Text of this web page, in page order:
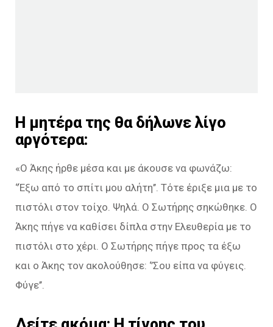
Η μητέρα της θα δήλωνε λίγο
αργότερα:
«Ο Άκης ήρθε μέσα και με άκουσε να φωνάζω:
‘’Έξω από το σπίτι μου αλήτη’’. Τότε έριξε μια με το
πιστόλι στον τοίχο. Ψηλά. Ο Σωτήρης σηκώθηκε. Ο
Άκης πήγε να καθίσει δίπλα στην Ελευθερία με το
πιστόλι στο χέρι. Ο Σωτήρης πήγε προς τα έξω
και ο Άκης τον ακολούθησε: ‘’Σου είπα να φύγεις.
Φύγε’’.